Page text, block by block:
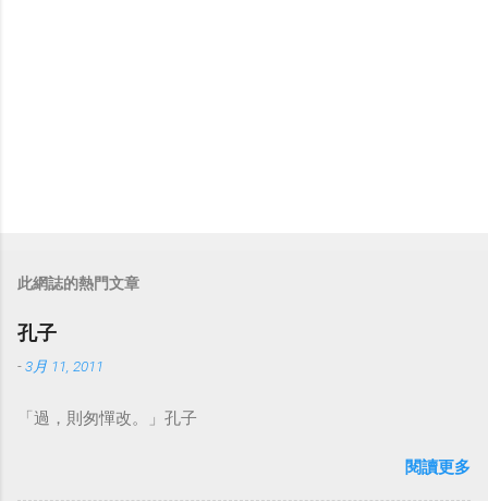
此網誌的熱門文章
孔子
-3月 11, 2011
「過，則匆憚改。」孔子
閱讀更多